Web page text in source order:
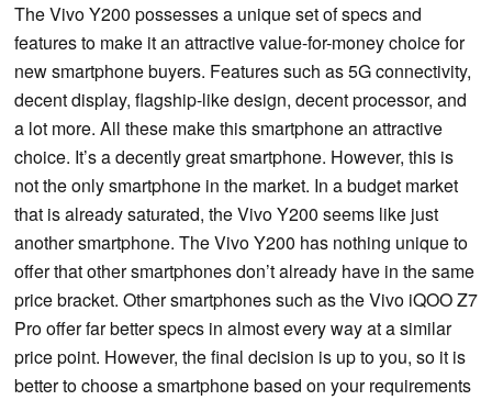
The Vivo Y200 possesses a unique set of specs and
features to make it an attractive value-for-money choice for
new smartphone buyers. Features such as 5G connectivity,
decent display, flagship-like design, decent processor, and
a lot more. All these make this smartphone an attractive
choice. It’s a decently great smartphone. However, this is
not the only smartphone in the market. In a budget market
that is already saturated, the Vivo Y200 seems like just
another smartphone. The Vivo Y200 has nothing unique to
offer that other smartphones don’t already have in the same
price bracket. Other smartphones such as the Vivo iQOO Z7
Pro offer far better specs in almost every way at a similar
price point. However, the final decision is up to you, so it is
better to choose a smartphone based on your requirements